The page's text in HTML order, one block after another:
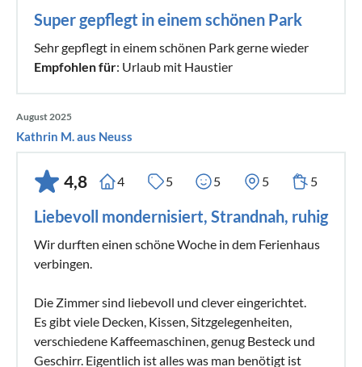
Super gepflegt in einem schönen Park
Sehr gepflegt in einem schönen Park gerne wieder
Empfohlen für: Urlaub mit Haustier
August 2025
Kathrin M. aus Neuss
4,8 4 5 5 5 5
Liebevoll mondernisiert, Strandnah, ruhig
Wir durften einen schöne Woche in dem Ferienhaus
verbingen.
Die Zimmer sind liebevoll und clever eingerichtet.
Es gibt viele Decken, Kissen, Sitzgelegenheiten,
verschiedene Kaffeemaschinen, genug Besteck und
Geschirr. Eigentlich ist alles was man benötigt ist